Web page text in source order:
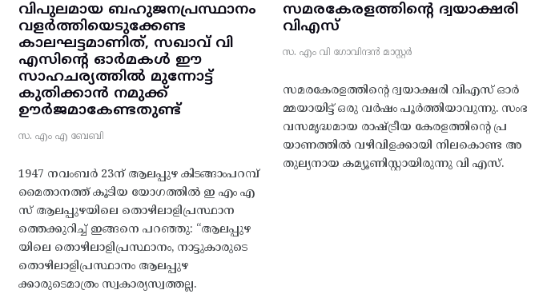
വിപുലമായ ബഹുജനപ്രസ്ഥാനം
വളർത്തിയെടുക്കേണ്ട
കാലഘട്ടമാണിത്, സഖാവ് വി
എസിന്റെ ഓർമകൾ ഈ
സാഹചര്യത്തിൽ മുന്നോട്ട്‌
കുതിക്കാൻ നമുക്ക്
ഊർജമാകേണ്ടതുണ്ട്
സ. എം എ ബേബി
1947 നവംബർ 23ന് ആലപ്പുഴ കിടങ്ങാംപറമ്പ്‌
മൈതാനത്ത്‌ കൂടിയ യോഗത്തിൽ ഇ എം എ
സ് ആലപ്പുഴയിലെ തൊഴിലാളിപ്രസ്ഥാന
ത്തെക്കുറിച്ച് ഇങ്ങനെ പറഞ്ഞു: “ആലപ്പുഴ
യിലെ തൊഴിലാളിപ്രസ്ഥാനം, നാട്ടുകാരുടെ
തൊഴിലാളിപ്രസ്ഥാനം ആലപ്പുഴ
ക്കാരുടെമാത്രം സ്വകാര്യസ്വത്തല്ല.
സമരകേരളത്തിൻ്റെ ദ്വയാക്ഷരി
വിഎസ്
സ. എം വി ഗോവിന്ദൻ മാസ്റ്റർ
സമരകേരളത്തിൻ്റെ ദ്വയാക്ഷരി വിഎസ് ഓർ
മ്മയായിട്ട് ഒരു വർഷം പൂർത്തിയാവുന്നു. സംഭ
വസമൃദ്ധമായ രാഷ്ട്രീയ കേരളത്തിന്റെ പ്ര
യാണത്തിൽ വഴിവിളക്കായി നിലകൊണ്ട അ
തുല്യനായ കമ്യൂണിസ്റ്റായിരുന്നു വി എസ്.